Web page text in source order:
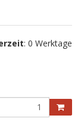
: 0 Werktage